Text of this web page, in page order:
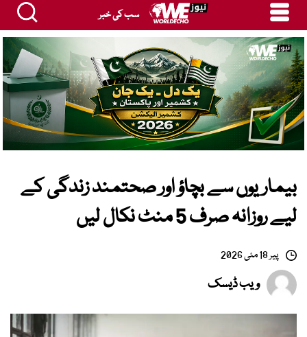
سب کی خبر
بیماریوں سے بچاؤ اور صحتمند زندگی کے
لیے روزانہ صرف 5 منٹ نکال لیں
پیر 18 مئی 2026
ویب ڈیسک